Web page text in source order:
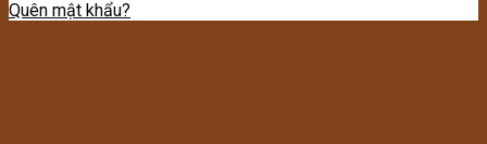
Quên mật khẩu?